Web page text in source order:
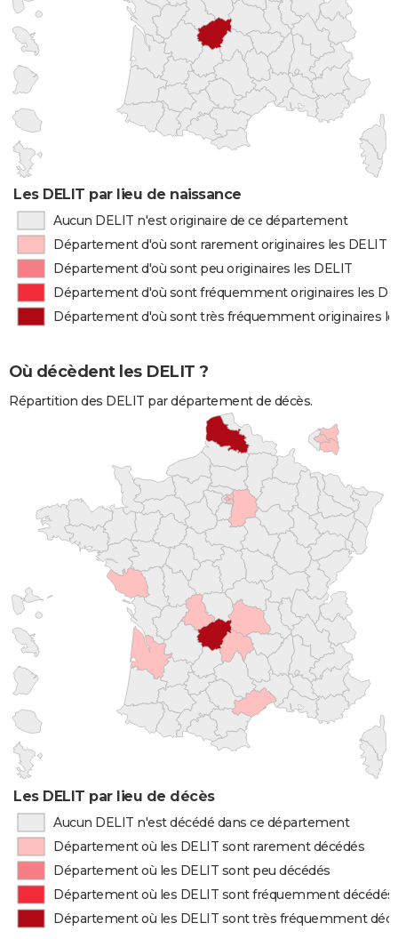
Les DELIT par lieu de naissance
Aucun DELIT n'est originaire de ce département
Département d'où sont rarement originaires les DELIT
Département d'où sont peu originaires les DELIT
Département d'où sont fréquemment originaires les
Département d'où sont très fréquemment originaires
Où décèdent les DELIT ?
Répartition des DELIT par département de décès.
Les DELIT par lieu de décès
Aucun DELIT n'est décédé dans ce département
Département où les DELIT sont rarement décédés
Département où les DELIT sont peu décédés
Département où les DELIT sont fréquemment décédés
Département où les DELIT sont très fréquemment